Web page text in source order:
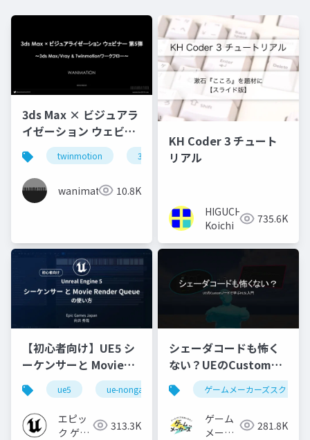
3ds Max × ビジュアラ
イゼーション ウェビナ
ー 第5弾 ～3ds
Max_Vray &
Twinmotionワークフ
ロー～Share
twinmotion 3dsmax
wanimation 10.8K
KH Coder 3 チュート
リアル
HIGUCHI
Koichi
735.6K
【初心者向け】UE5 シ
ーケンサーと Movie
Render Queue の使い
方【Cinematic Dive
2023】
ue5 ue-nongame
エピッ
ク ゲー
313.3K
シェーダコードも怖く
ない？UEのCustomノ
ードで学ぶHLSL入門
ゲームメーカーズスクラン
ゲーム
メーカ
281.8K